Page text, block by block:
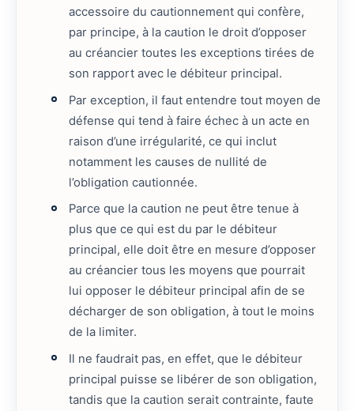
accessoire du cautionnement qui confère,
par principe, à la caution le droit d’opposer
au créancier toutes les exceptions tirées de
son rapport avec le débiteur principal.
Par exception, il faut entendre tout moyen de
défense qui tend à faire échec à un acte en
raison d’une irrégularité, ce qui inclut
notamment les causes de nullité de
l’obligation cautionnée.
Parce que la caution ne peut être tenue à
plus que ce qui est du par le débiteur
principal, elle doit être en mesure d’opposer
au créancier tous les moyens que pourrait
lui opposer le débiteur principal afin de se
décharger de son obligation, à tout le moins
de la limiter.
Il ne faudrait pas, en effet, que le débiteur
principal puisse se libérer de son obligation,
tandis que la caution serait contrainte, faute